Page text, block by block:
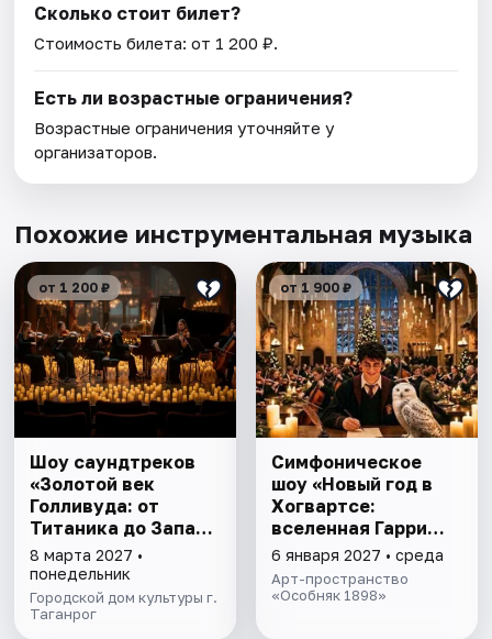
Сколько стоит билет?
Стоимость билета: от 1 200 ₽.
Есть ли возрастные ограничения?
Возрастные ограничения уточняйте у
организаторов.
Похожие инструментальная музыка
от 1 200 ₽
Шоу саундтреков
«Золотой век
Голливуда: от
Титаника до Запаха
женщины» в свете
1000 свечей
8 марта 2027 •
понедельник
Городской дом культуры г.
Таганрог
от 1 900 ₽
Симфоническое
шоу «Новый год в
Хогвартсе:
вселенная Гарри
Поттера»
6 января 2027 • среда
Арт-пространство
«Особняк 1898»